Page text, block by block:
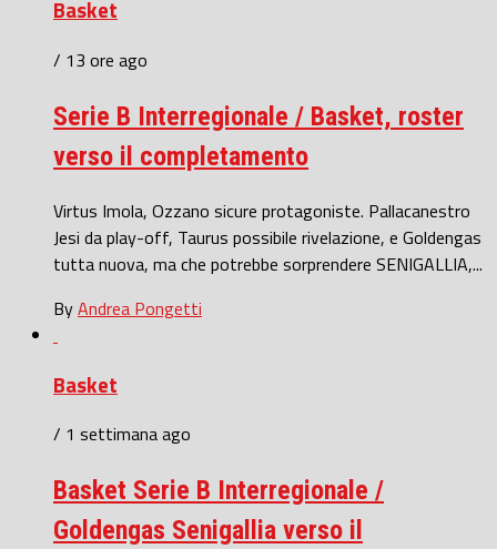
Basket
/ 13 ore ago
Serie B Interregionale / Basket, roster
verso il completamento
Virtus Imola, Ozzano sicure protagoniste. Pallacanestro
Jesi da play-off, Taurus possibile rivelazione, e Goldengas
tutta nuova, ma che potrebbe sorprendere SENIGALLIA,...
ByAndrea Pongetti
Basket
/ 1 settimana ago
Basket Serie B Interregionale /
Goldengas Senigallia verso il